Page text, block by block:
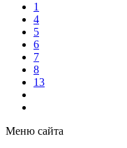
1
4
5
6
7
8
13
Меню сайта